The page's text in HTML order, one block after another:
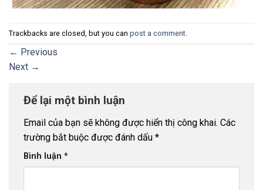
Trackbacks are closed, but you can post a comment
← Previous
Next →
Để lại một bình luận
Email của bạn sẽ không được hiển thị công khai. Các
trường bắt buộc được đánh dấu *
Bình luận *